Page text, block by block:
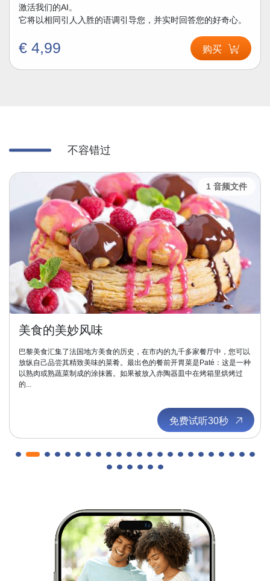
激活我们的AI。
它将以相同引人入胜的语调引导您，并实时回答您的好奇心。
€ 4,99 购买
不容错过
3 音频文件
埃菲尔铁塔
它屹立于古老的练兵广场 战神广场西端，名字来源于它的设计师，独一
无二，备受赞赏，复制品无数。你可以乘搭任何交通工具抵达，甚至可乘
船前往，因为它就在塞纳河的 耶拿桥（Pont d’Iéna）附近。埃菲尔...
免费试听30秒